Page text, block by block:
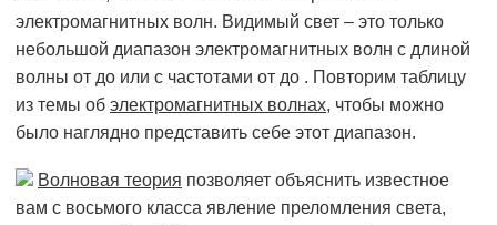
электромагнитных волн. Видимый свет – это только
небольшой диапазон электромагнитных волн с длиной
волны от до или с частотами от до . Повторим таблицу
из темы об электромагнитных волнах, чтобы можно
было наглядно представить себе этот диапазон.
Волновая теория позволяет объяснить известное
вам с восьмого класса явление преломления света,